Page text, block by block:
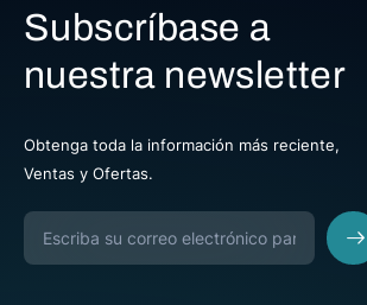
Subscríbase a
nuestra newsletter
Obtenga toda la información más reciente,
Ventas y Ofertas.